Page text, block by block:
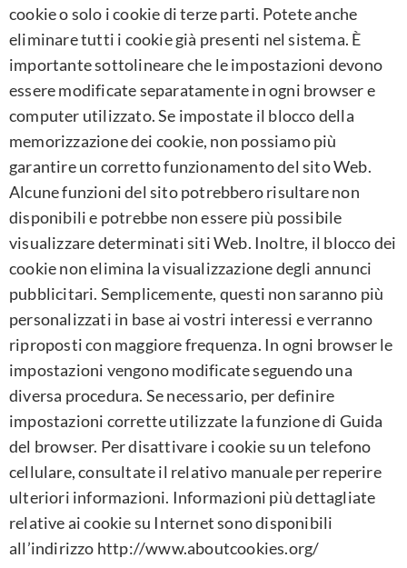
cookie o solo i cookie di terze parti. Potete anche
eliminare tutti i cookie già presenti nel sistema. È
importante sottolineare che le impostazioni devono
essere modificate separatamente in ogni browser e
computer utilizzato. Se impostate il blocco della
memorizzazione dei cookie, non possiamo più
garantire un corretto funzionamento del sito Web.
Alcune funzioni del sito potrebbero risultare non
disponibili e potrebbe non essere più possibile
visualizzare determinati siti Web. Inoltre, il blocco dei
cookie non elimina la visualizzazione degli annunci
pubblicitari. Semplicemente, questi non saranno più
personalizzati in base ai vostri interessi e verranno
riproposti con maggiore frequenza. In ogni browser le
impostazioni vengono modificate seguendo una
diversa procedura. Se necessario, per definire
impostazioni corrette utilizzate la funzione di Guida
del browser. Per disattivare i cookie su un telefono
cellulare, consultate il relativo manuale per reperire
ulteriori informazioni. Informazioni più dettagliate
relative ai cookie su Internet sono disponibili
all’indirizzo http://www.aboutcookies.org/